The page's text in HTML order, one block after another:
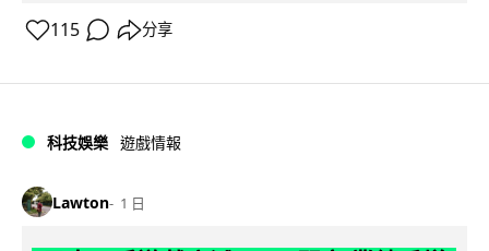
115 分享
科技娛樂 遊戲情報
Lawton 1 日